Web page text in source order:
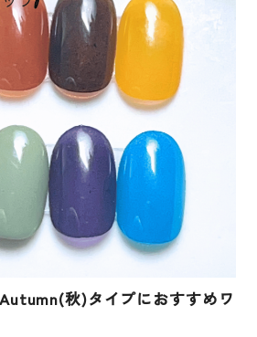
Autumn(秋)タイプにおすすめワ